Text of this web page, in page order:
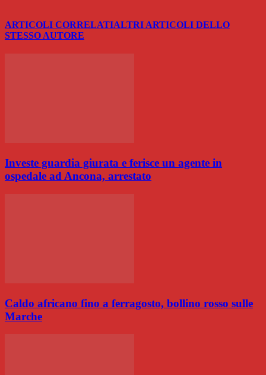
ARTICOLI CORRELATIALTRI ARTICOLI DELLO
STESSO AUTORE
Investe guardia giurata e ferisce un agente in
ospedale ad Ancona, arrestato
Caldo africano fino a ferragosto, bollino rosso sulle
Marche